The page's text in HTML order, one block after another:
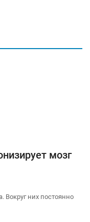
мозг
Вокруг них постоянно